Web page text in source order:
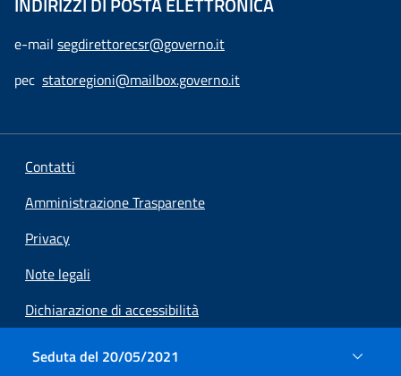
Seduta del 20/05/2021
e-mail segdirettorecsr@governo.it
pec statoregioni@mailbox.governo.it
Contatti
Amministrazione Trasparente
Privacy
Note legali
Dichiarazione di accessibilità
Preferenze cookie